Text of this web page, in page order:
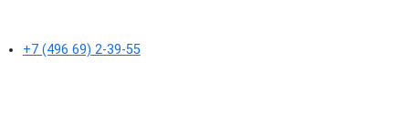
+7 (496 69) 2-39-55